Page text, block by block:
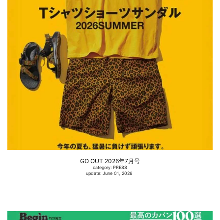
GO OUT 2026年7月号
category: PRESS
update: June 01, 2026